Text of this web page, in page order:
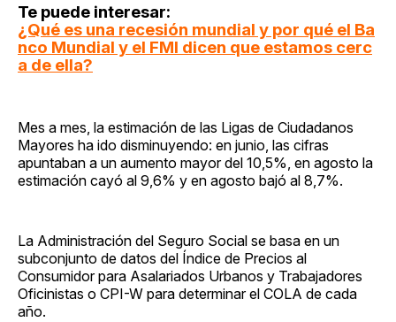
Te puede interesar:
¿Qué es una recesión mundial y por qué el Ba
nco Mundial y el FMI dicen que estamos cerc
a de ella?
Mes a mes, la estimación de las Ligas de Ciudadanos
Mayores ha ido disminuyendo: en junio, las cifras
apuntaban a un aumento mayor del 10,5%, en agosto la
estimación cayó al 9,6% y en agosto bajó al 8,7%.
La Administración del Seguro Social se basa en un
subconjunto de datos del Índice de Precios al
Consumidor para Asalariados Urbanos y Trabajadores
Oficinistas o CPI-W para determinar el COLA de cada
año.